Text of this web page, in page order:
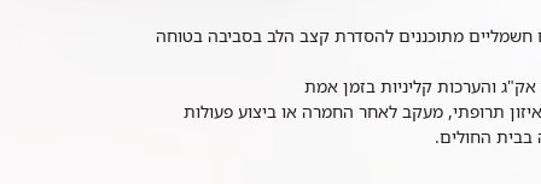
חשמליים מתוכננים להסדרת קצב הלב בסביבה בטוחה
והערכות קליניות בזמן אמת
תרופתי, מעקב לאחר החמרה או ביצוע פעולות
בבית החולים.